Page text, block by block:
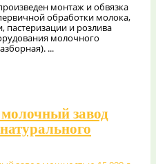
монтаж и обвязка
обработки молока,
пастеризации и розлива
молочного
...
завод